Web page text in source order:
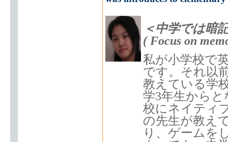
＜中学では暗
( Focus on
私が小学校で
です。それ以
教えている学
学3年生から
校にネイティ
の先生が教え
り、ゲームを